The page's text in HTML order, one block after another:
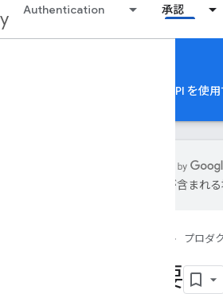
Authentication 承認
Google Authorization API を使
は誤りが含まれ
プロダ
概要